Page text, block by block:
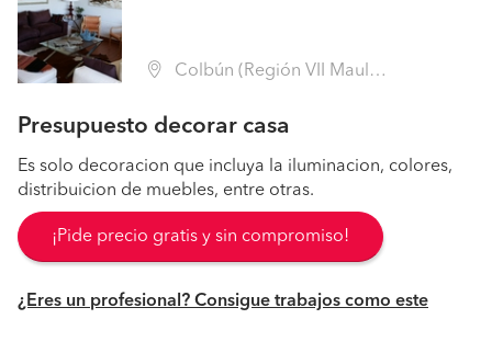
Colbún (Región VII Maule - Linares)
Presupuesto decorar casa
Es solo decoracion que incluya la iluminacion, colores,
distribuicion de muebles, entre otras.
¡Pide precio gratis y sin compromiso!
¿Eres un profesional? Consigue trabajos como este